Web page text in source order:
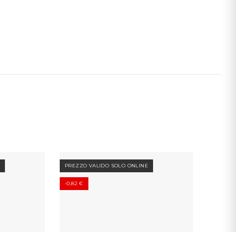
PREZZO VALIDO SOLO ONLINE
-0,82 €